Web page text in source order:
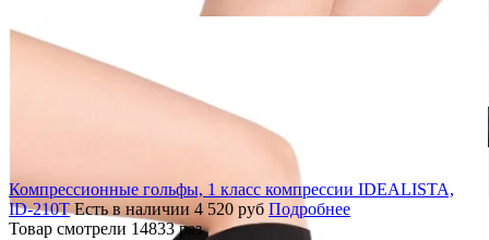
Компрессионные гольфы, 1 класс компрессии IDEALISTA,
ID-210T Есть в наличии 4 520 руб Подробнее
Товар смотрели 14833раз